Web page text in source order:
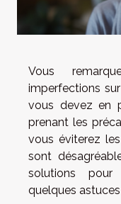
Vous
imperfections
vous devez en
prenant les
vous éviterez
sont
solutions pour
quelques